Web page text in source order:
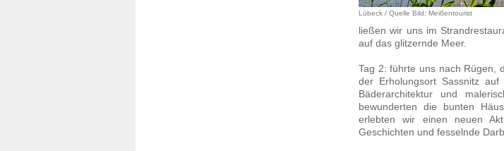
Lübeck / Quelle Bild: Meißentourist
ließen wir uns im
auf das glitzernde Meer.
Tag 2: führte uns nach Rügen,
der Erholungsort Sassnitz
Bäderarchitektur und
bewunderten die bunten
erlebten wir einen neuen
Geschichten und fesselnde